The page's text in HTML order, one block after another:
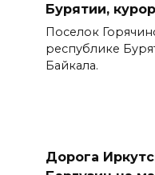
Бурятии,
Поселок
республике
Байкала.
Дорога